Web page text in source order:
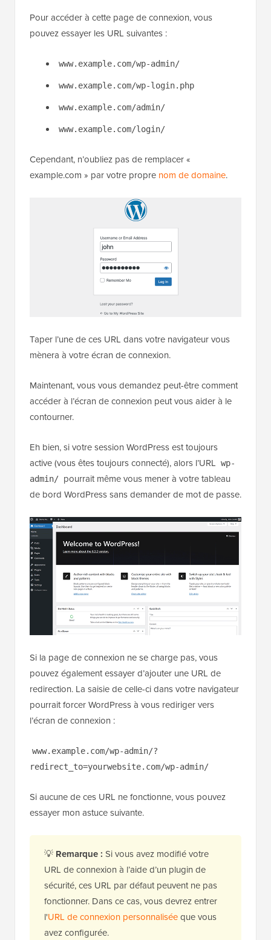
Pour accéder à cette page de connexion, vous
pouvez essayer les URL suivantes :
www.example.com/wp-admin/
www.example.com/wp-login.php
www.example.com/admin/
www.example.com/login/
Cependant, n’oubliez pas de remplacer «
example.com » par votre propre nom de domaine.
Taper l’une de ces URL dans votre navigateur vous
mènera à votre écran de connexion.
Maintenant, vous vous demandez peut-être comment
accéder à l’écran de connexion peut vous aider à le
contourner.
Eh bien, si votre session WordPress est toujours
active (vous êtes toujours connecté), alors l’URL wp-
admin/ pourrait même vous mener à votre tableau
de bord WordPress sans demander de mot de passe.
Si la page de connexion ne se charge pas, vous
pouvez également essayer d’ajouter une URL de
redirection. La saisie de celle-ci dans votre navigateur
pourrait forcer WordPress à vous rediriger vers
l’écran de connexion :
www.example.com/wp-admin/?
redirect_to=yourwebsite.com/wp-admin/
Si aucune de ces URL ne fonctionne, vous pouvez
essayer mon astuce suivante.
💡 Remarque : Si vous avez modifié votre
URL de connexion à l’aide d’un plugin de
sécurité, ces URL par défaut peuvent ne pas
fonctionner. Dans ce cas, vous devrez entrer
l'URL de connexion personnaliséeque vous
avez configurée.